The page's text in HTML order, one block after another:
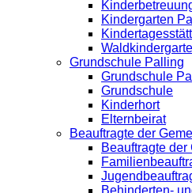
Kindergarten
Grundschule Palling
Grundschule
Grundschule
Kinderhort
Elternbeirat
Beauftragte der
Beauftragte der
Behinderten-